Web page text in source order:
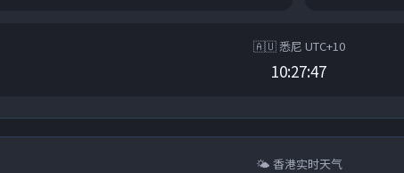
🇦🇺 悉尼 UTC+10
10:27:47
🌤 香港实时天气